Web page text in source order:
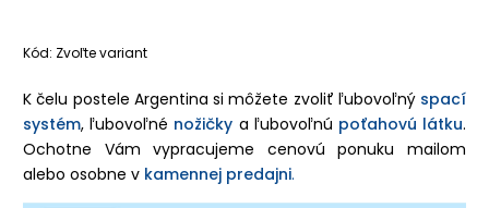
Kód: Zvoľte variant
K čelu postele Argentina si môžete zvoliť ľubovoľný spací
systém, ľubovoľné nožičky a ľubovoľnú poťahovú látku.
Ochotne Vám vypracujeme cenovú ponuku mailom
alebo osobne v kamennej predajni.